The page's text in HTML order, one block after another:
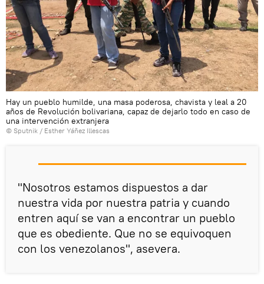
Hay un pueblo humilde, una masa poderosa, chavista y leal a 20
años de Revolución bolivariana, capaz de dejarlo todo en caso de
una intervención extranjera
© Sputnik / Esther Yáñez Illescas
"Nosotros estamos dispuestos a dar
nuestra vida por nuestra patria y cuando
entren aquí se van a encontrar un pueblo
que es obediente. Que no se equivoquen
con los venezolanos", asevera.